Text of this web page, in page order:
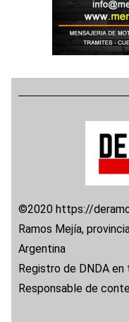
©2020 https://
Ramos Mejía,
Argentina
Registro de DNDA en
Responsable de